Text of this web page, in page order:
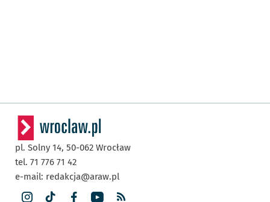
pl. Solny 14, 50-062 Wrocław
tel. 71 776 71 42
e-mail: redakcja@araw.pl